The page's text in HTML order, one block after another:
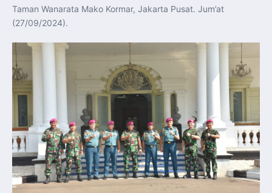
Perkuat Kerja Sama Repatriasi Artefak Budaya
Menteri PKP dan Ketua DEN Perkuat Kolaborasi
hingga 28 Juli 2026, Kesempatan Raih Pengalaman Kerja
dan Sertifikasi Kompetensi
KASAU Bekali 154 Perwira Remaja AAU 2026, Tekankan
Integritas dan Profesionalisme sebagai Bekal
Pengabdian
Menlu Sugiono Dorong Kemitraan ASEAN–Inggris yang
Lebih Erat Hadapi Tantangan Global
Indonesia Dorong ASEAN dan Uni Eropa Perkuat
Stabilitas Global melalui Kemitraan Strategis
Menlu RI Dorong Kemitraan Ekonomi ASEAN–Korea
Selatan untuk Perkuat Ketahanan Kawasan
Kemitraan ASEAN–Kanada Perkuat Ketahanan Ekonomi,
Pangan, dan Energi Kawasan
ASEAN dan India Perkuat Ketahanan Kawasan lewat
Kerja Sama Maritim, Ekonomi, dan Kesehatan
BI Pertahankan BI-Rate 5,75 Persen untuk Jaga
Stabilitas dan Dukung Pertumbuhan Ekonomi
Taman Wanarata Mako Kormar, Jakarta Pusat. Jum’at
(27/09/2024).